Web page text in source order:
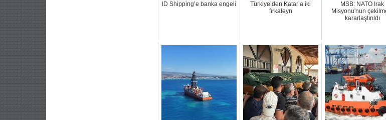
ID Shipping’e banka engeli
Türkiye’den Katar’a iki
fırkateyn
MSB: NATO Irak
Misyonu'nun
kararlaştırıldı